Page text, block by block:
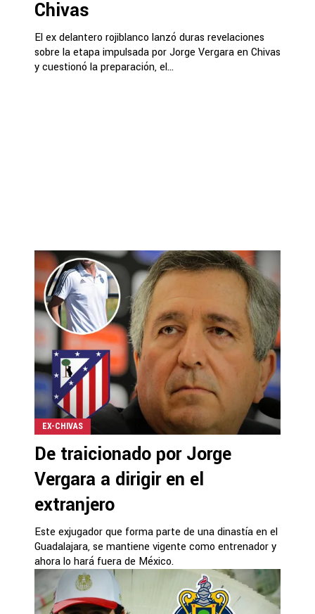
Chivas
El ex delantero rojiblanco lanzó duras revelaciones
sobre la etapa impulsada por Jorge Vergara en Chivas
y cuestionó la preparación, el...
EX-CHIVAS
De traicionado por Jorge
Vergara a dirigir en el
extranjero
Este exjugador que forma parte de una dinastía en el
Guadalajara, se mantiene vigente como entrenador y
ahora lo hará fuera de México.